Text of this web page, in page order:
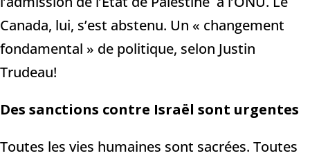
Canada, lui, s’est abstenu. Un « changement
fondamental » de politique, selon Justin
Trudeau!
Des sanctions contre Israël sont urgentes
Toutes les vies humaines sont sacrées. Toutes